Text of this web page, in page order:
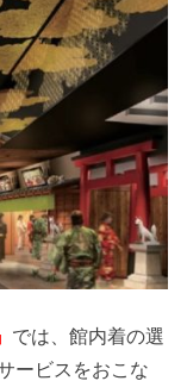
では、館内着の選
ービスをおこな